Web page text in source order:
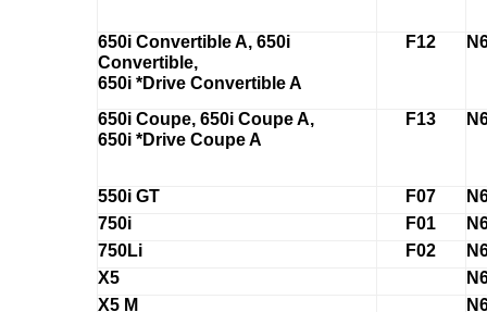
650i Convertible A, 650i
Convertible,
650i *Drive Convertible A
F12
650i Coupe, 650i Coupe A,
650i *Drive Coupe A
F13
550i GT F07
750i
F01
750Li
F02
X5
X5 M